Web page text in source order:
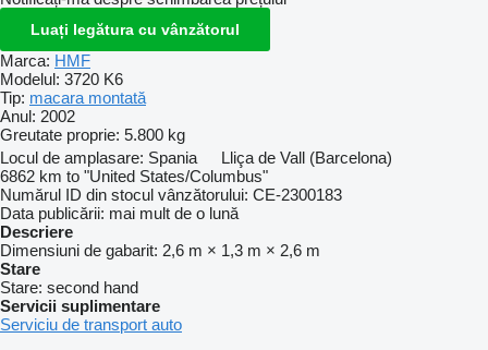
Luați legătura cu vânzătorul
Marca: HMF
Modelul: 3720 K6
Tip: macara montată
Anul: 2002
Greutate proprie: 5.800 kg
Locul de amplasare: Spania
Lliça de Vall (Barcelona)
6862 km to "United States/Columbus"
Numărul ID din stocul vânzătorului: CE-2300183
Data publicării: mai mult de o lună
Descriere
Dimensiuni de gabarit: 2,6 m × 1,3 m × 2,6 m
Stare
Stare: second hand
Servicii suplimentare
Serviciu de transport auto